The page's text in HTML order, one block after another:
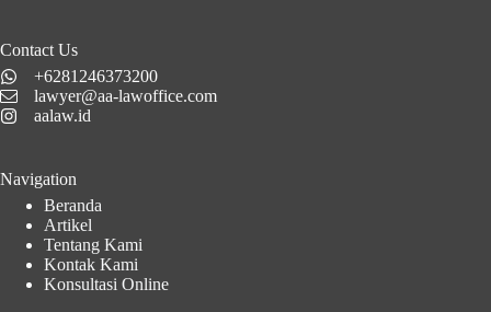
Contact Us
+6281246373200
lawyer@aa-lawoffice.com
aalaw.id
Navigation
Beranda
Artikel
Tentang Kami
Kontak Kami
Konsultasi Online